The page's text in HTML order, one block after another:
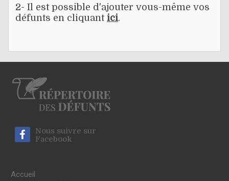
2- Il est possible d'ajouter vous-même vos
défunts en cliquant ici.
Nous suivre sur
Facebook
Accueil